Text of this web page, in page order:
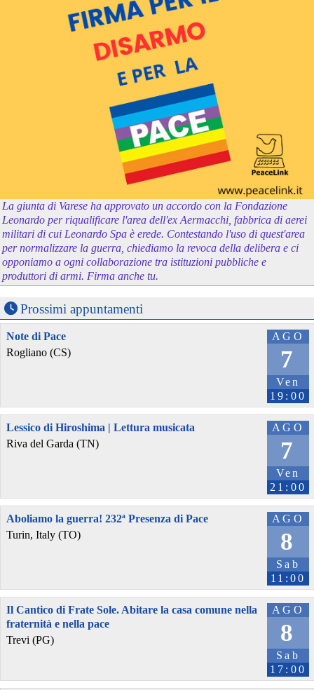
La giunta di Varese ha approvato un accordo con la Fondazione
Leonardo per riqualificare l'area dell'ex Aermacchi, fabbrica di aerei
militari di cui Leonardo Spa è erede. Contestando l'uso di quest'area
per normalizzare la guerra, chiediamo la revoca della delibera e ci
opponiamo a ogni collaborazione tra istituzioni pubbliche e
produttori di armi. Firma anche tu.
Prossimi appuntamenti
AGO
7
Ven
19:00
Note di Pace
Rogliano (CS)
AGO
7
Ven
21:00
Lessico di Hiroshima | Lettura musicata
Riva del Garda (TN)
AGO
8
Sab
11:00
Aboliamo la guerra! 232ª Presenza di Pace
Turin, Italy (TO)
AGO
8
Sab
17:00
Il Cantico di Frate Sole. Abitare la casa comune nella
fraternità e nella pace
Trevi (PG)